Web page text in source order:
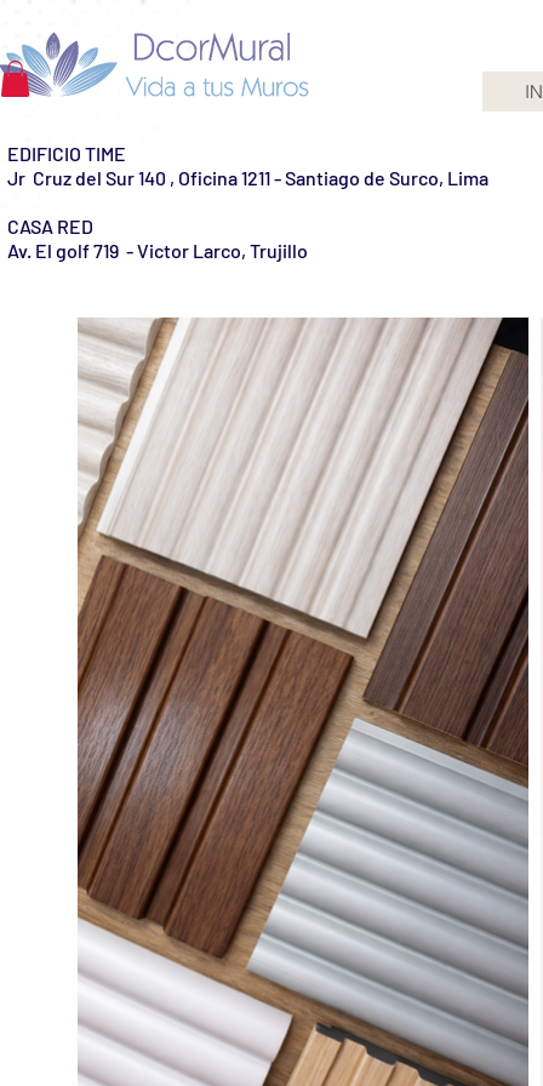
EDIFICIO TIME
Jr Cruz del Sur 140 , Oficina 1211 - Santiago de Surco, Lima
CASA RED
Av. El golf 719 - Victor Larco, Trujillo